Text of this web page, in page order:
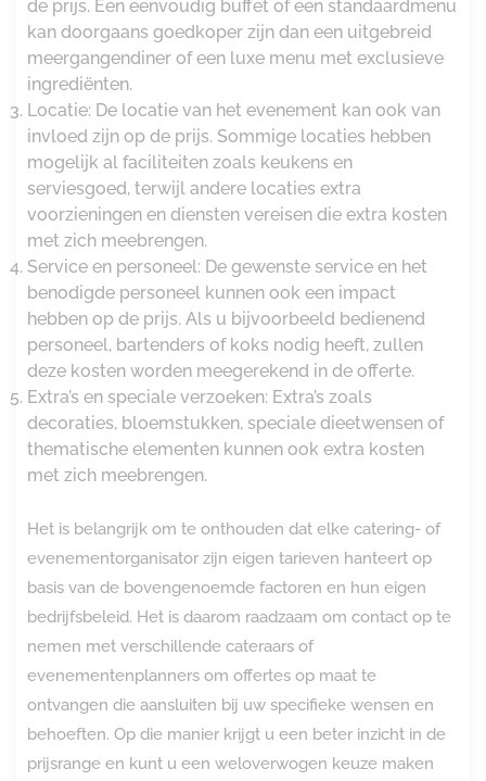
de prijs. Een eenvoudig buffet of een standaardmenu
kan doorgaans goedkoper zijn dan een uitgebreid
meergangendiner of een luxe menu met exclusieve
ingrediënten.
Locatie: De locatie van het evenement kan ook van
invloed zijn op de prijs. Sommige locaties hebben
mogelijk al faciliteiten zoals keukens en
serviesgoed, terwijl andere locaties extra
voorzieningen en diensten vereisen die extra kosten
met zich meebrengen.
Service en personeel: De gewenste service en het
benodigde personeel kunnen ook een impact
hebben op de prijs. Als u bijvoorbeeld bedienend
personeel, bartenders of koks nodig heeft, zullen
deze kosten worden meegerekend in de offerte.
Extra’s en speciale verzoeken: Extra’s zoals
decoraties, bloemstukken, speciale dieetwensen of
thematische elementen kunnen ook extra kosten
met zich meebrengen.
Het is belangrijk om te onthouden dat elke catering- of
evenementorganisator zijn eigen tarieven hanteert op
basis van de bovengenoemde factoren en hun eigen
bedrijfsbeleid. Het is daarom raadzaam om contact op te
nemen met verschillende cateraars of
evenementenplanners om offertes op maat te
ontvangen die aansluiten bij uw specifieke wensen en
behoeften. Op die manier krijgt u een beter inzicht in de
prijsrange en kunt u een weloverwogen keuze maken